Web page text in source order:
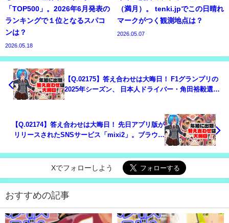
「TOP500」。2026年6月発表の
ランキングで１位となるスパコ
ンは？
2026.05.18
（満月）。 tenki.jpでこの日晴れ
マークがつく観測地点は？
2026.05.07
【Q.02175】答え合わせは大晦日！ F1グランプリの
2025年シーズン、 日本人ドライバー・角田裕毅選手
【Q.02174】答え合わせは大晦日！ 先日アプリ版が
リリースされたSNSサービス「mixi2」。ブラウザ
Xでフォローしよう
おすすめの記事